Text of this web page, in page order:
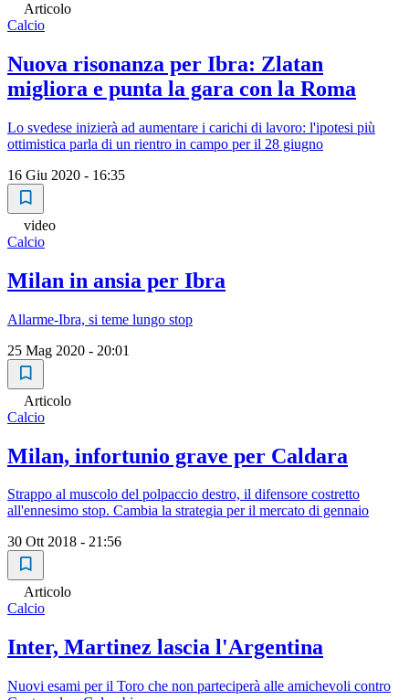
Articolo
Calcio
Nuova risonanza per Ibra: Zlatan
migliora e punta la gara con la Roma
Lo svedese inizierà ad aumentare i carichi di lavoro: l'ipotesi più
ottimistica parla di un rientro in campo per il 28 giugno
16 Giu 2020 - 16:35
video
Calcio
Milan in ansia per Ibra
Allarme-Ibra, si teme lungo stop
25 Mag 2020 - 20:01
Articolo
Calcio
Milan, infortunio grave per Caldara
Strappo al muscolo del polpaccio destro, il difensore costretto
all'ennesimo stop. Cambia la strategia per il mercato di gennaio
30 Ott 2018 - 21:56
Articolo
Calcio
Inter, Martinez lascia l'Argentina
Nuovi esami per il Toro che non parteciperà alle amichevoli contro